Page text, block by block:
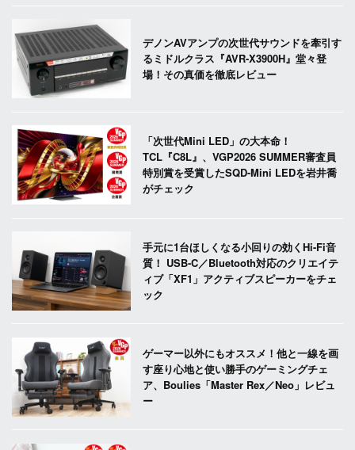
デノンAVアンプの次世代サウンドを牽引す
るミドルクラス『AVR-X3900H』堂々登
場！その真価を徹底レビュー
「次世代Mini LED」の大本命！
TCL『C8L』、VGP2026 SUMMER審査員
特別賞を受賞したSQD-Mini LEDを岩井喬
がチェック
手元に1台ほしくなる小回りの効くHi-Fi音
質！ USB-C／Bluetooth対応のクリエイテ
ィブ「XF1」アクティブスピーカーをチェ
ック
ゲーマー以外にもオススメ！他と一線を画
す座り心地と使い勝手のゲーミングチェ
ア、Boulies「Master Rex／Neo」レビュ
ー